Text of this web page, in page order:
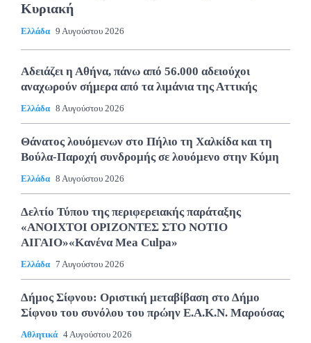
Κυριακή
Ελλάδα 9 Αυγούστου 2026
Αδειάζει η Αθήνα, πάνω από 56.000 αδειούχοι
αναχωρούν σήμερα από τα λιμάνια της Αττικής
Ελλάδα 8 Αυγούστου 2026
Θάνατος λουόμενων στο Πήλιο τη Χαλκίδα και τη
Βούλα-Παροχή συνδρομής σε λουόμενο στην Κύμη
Ελλάδα 8 Αυγούστου 2026
Δελτίο Τύπου της περιφερειακής παράταξης
«ΑΝΟΙΧΤΟΙ ΟΡΙΖΟΝΤΕΣ ΣΤΟ ΝΟΤΙΟ
ΑΙΓΑΙΟ»«Κανένα Mea Culpa»
Ελλάδα 7 Αυγούστου 2026
Δήμος Σίφνου: Οριστική μεταβίβαση στο Δήμο
Σίφνου του συνόλου του πρώην Ε.Α.Κ.Ν. Μαρούσας
Αθλητικά 4 Αυγούστου 2026